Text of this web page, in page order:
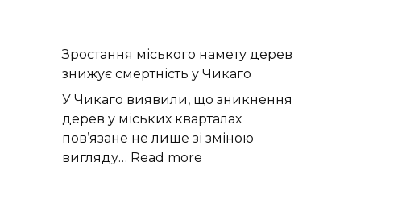
анімаційний
Warhammer
40,000
з
Кавіллом
Зростання міського намету дерев
знижує смертність у Чикаго
У Чикаго виявили, що зникнення
дерев у міських кварталах
пов’язане не лише зі зміною
вигляду… Read more